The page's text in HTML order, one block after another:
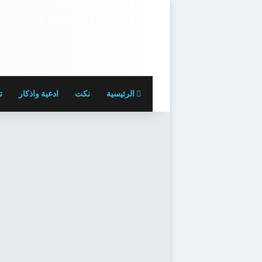
الرئيسية نكت ادعية واذكار